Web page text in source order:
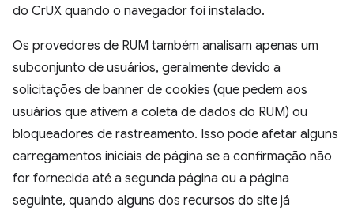
do CrUX quando o navegador foi instalado.
Os provedores de RUM também analisam apenas um
subconjunto de usuários, geralmente devido a
solicitações de banner de cookies (que pedem aos
usuários que ativem a coleta de dados do RUM) ou
bloqueadores de rastreamento. Isso pode afetar alguns
carregamentos iniciais de página se a confirmação não
for fornecida até a segunda página ou a página
seguinte, quando alguns dos recursos do site já